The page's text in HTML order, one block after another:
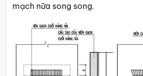
mạch nữa song song.